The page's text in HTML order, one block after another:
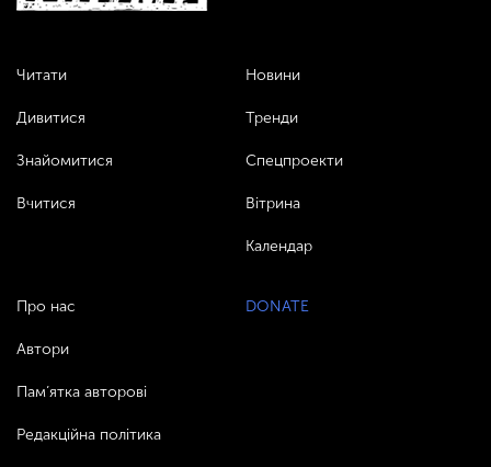
Читати
Дивитися
Знайомитися
Вчитися
Новини
Тренди
Спецпроекти
Вітрина
Календар
Про нас
Автори
Пам’ятка авторові
Редакційна політика
DONATE